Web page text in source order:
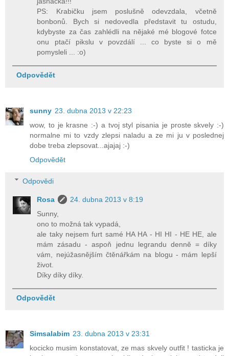
PS: Krabičku jsem poslušně odevzdala, včetně
bonbonů. Bych si nedovedla představit tu ostudu,
kdybyste za čas zahlédli na nějaké mé blogové fotce
onu ptačí pikslu v povzdálí ... co byste si o mě
pomysleli ... :o)
Odpovědět
sunny 23. dubna 2013 v 22:23
wow, to je krasne :-) a tvoj styl pisania je proste skvely :-)
normalne mi to vzdy zlepsi naladu a ze mi ju v poslednej
dobe treba zlepsovat...ajajaj :-)
Odpovědět
Odpovědi
Rosa
24. dubna 2013 v 8:19
Sunny,
ono to možná tak vypadá,
ale taky nejsem furt samé HA HA - HI HI - HE HE, ale
mám zásadu - aspoň jednu legrandu denně = díky
vám, nejúžasnějším čtěnářkám na blogu - mám lepší
život.
Díky díky díky.
Odpovědět
Simsalabim 23. dubna 2013 v 23:31
kocicko musim konstatovat, ze mas skvely outfit ! tasticka je